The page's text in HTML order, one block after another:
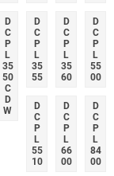
D
C
P
L
35
50
C
D
W
D
C
P
L
35
55
D
C
P
L
35
60
D
C
P
L
55
00
D
C
P
L
55
10
D
C
P
L
66
00
D
C
P
L
84
00